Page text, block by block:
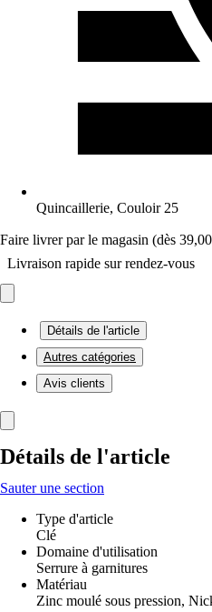
Quincaillerie, Couloir 25
Faire livrer par le magasin (dès
Livraison rapide sur rendez-vous
Détails de l'article
Autres catégories
Avis clients
Détails de l'article
Sauter une section
Type d'article
Clé
Domaine d'utilisation
Serrure à garnitures
Matériau
Zinc moulé sous pression,